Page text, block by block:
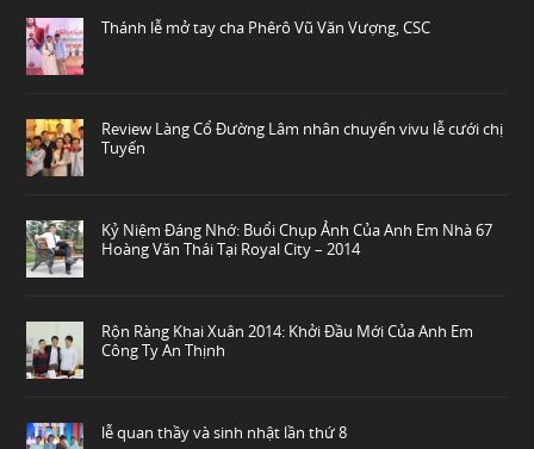
Thánh lễ mở tay cha Phêrô Vũ Văn Vượng, CSC
Review Làng Cổ Đường Lâm nhân chuyến vivu lễ cưới chị
Tuyến
Kỷ Niệm Đáng Nhớ: Buổi Chụp Ảnh Của Anh Em Nhà 67
Hoàng Văn Thái Tại Royal City – 2014
Rộn Ràng Khai Xuân 2014: Khởi Đầu Mới Của Anh Em
Công Ty An Thịnh
lễ quan thầy và sinh nhật lần thứ 8